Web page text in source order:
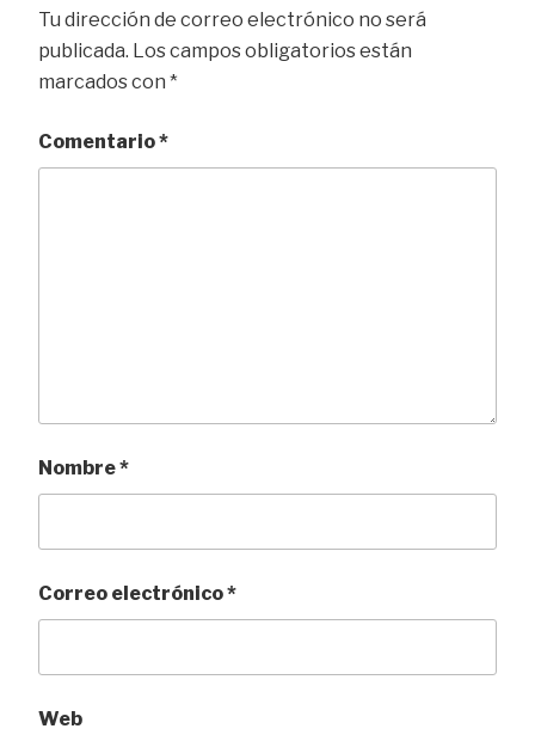
Tu dirección de correo electrónico no será
publicada. Los campos obligatorios están
marcados con *
Comentario*
Nombre*
Correo electrónico*
Web